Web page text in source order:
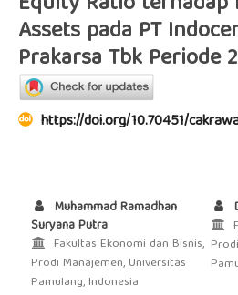
Assets pada PT
Prakarsa Tbk Periode
https://doi.org/10.70451/
Muhammad Ramadhan
Suryana Putra
Fakultas Ekonomi dan Bisnis,
Prodi Manajemen, Universitas
Pamulang, Indonesia